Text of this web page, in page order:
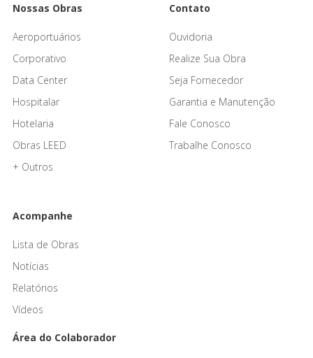
Nossas Obras
Aeroportuários
Corporativo
Data Center
Hospitalar
Hotelaria
Obras LEED
+ Outros
Contato
Ouvidoria
Realize Sua Obra
Seja Fornecedor
Garantia e Manutenção
Fale Conosco
Trabalhe Conosco
Acompanhe
Lista de Obras
Notícias
Relatórios
Vídeos
Área do Colaborador